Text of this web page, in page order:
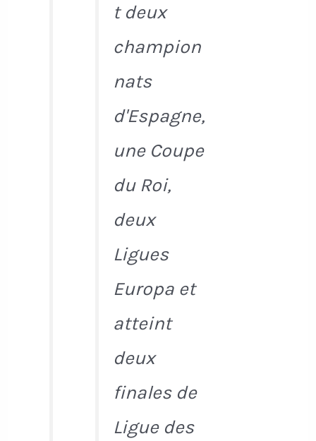
t deux
champion
nats
d'Espagne,
une Coupe
du Roi,
deux
Ligues
Europa et
atteint
deux
finales de
Ligue des